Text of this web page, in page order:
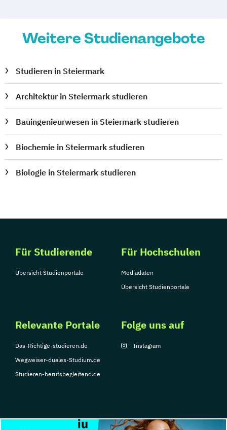
Modemanagement
Nachhaltiges Management New Work
Online Marketing (DE/EN)
Personalmanagement (DE/EN)
Pflege
Pflegemanagement Pflegepädagogik
Physiotherapie
Product Management (DE/EN)
Produktdesign
Public Management
Pädagogik Pädagogik
Bildungsberatung und Leitung
Softwareentwicklung (DE/EN)
Soziale Arbeit
Soziale Arbeit Schwerpunkt Kinder und
Jugendliche
Weitere Studienangebote
Studieren in Steiermark
Architektur in Steiermark studieren
Bauingenieurwesen in Steiermark studieren
Biochemie in Steiermark studieren
Biologie in Steiermark studieren
Für Studierende
Übersicht Studienportale
Für Hochschulen
Mediadaten
Übersicht Studienportale
Relevante Portale
Das-Richtige-studieren.de
Wegweiser-duales-Studium.de
Studieren-berufsbegleitend.de
Folge uns auf
Instagram